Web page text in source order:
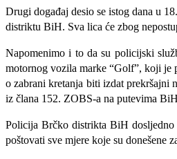
Drugi događaj desio se istog dana u
distriktu BiH. Sva lica će zbog
Napomenimo i to da su policijski
motornog vozila marke “Golf”, koji je
o zabrani kretanja biti izdat
iz člana 152. ZOBS-a na putevima
Policija Brčko distrikta BiH dosljedno
poštovati sve mjere koje su donešene